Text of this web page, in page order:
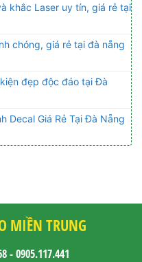
khắc Laser uy tín, giá rẻ tại
chóng, giá rẻ tại đà nẵng
đẹp độc đáo tại Đà
Decal Giá Rẻ Tại Đà Nẵng
MIỀN TRUNG
- 0905.117.441